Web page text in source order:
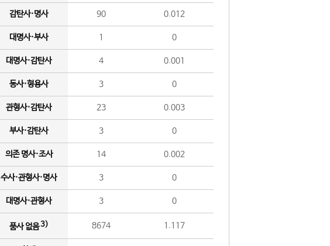
감탄사·명사 90 0.012
대명사·부사 1 0
대명사·감탄사 4 0.001
동사·형용사 3 0
관형사·감탄사 23 0.003
부사·감탄사 3 0
의존 명사·조사 14 0.002
수사·관형사·명사 3 0
대명사·관형사 3 0
품사 없음3) 8674 1.117